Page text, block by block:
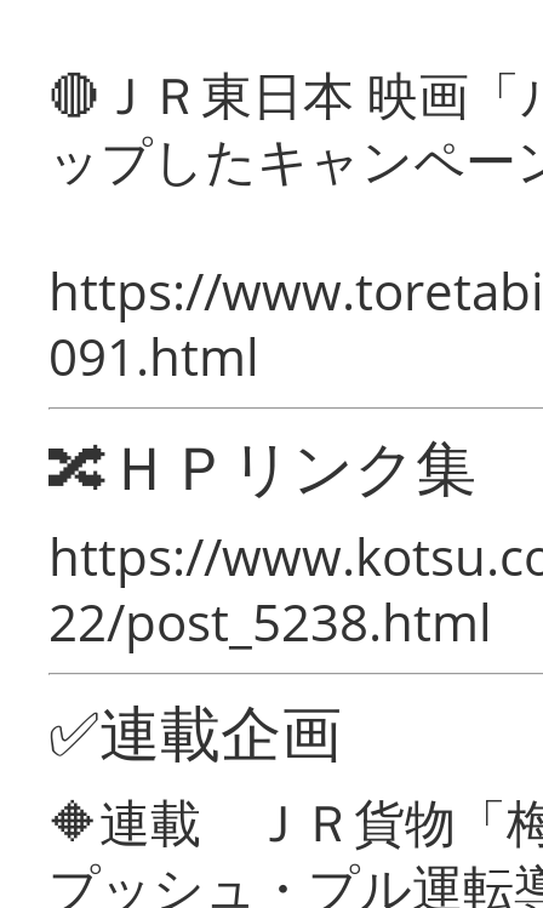
🔴ＪＲ東日本 映画
ップしたキャンペー
https://
091.html
🔀ＨＰリンク集
https://
22/post_5238.html
✅連載企画
🔶連載 ＪＲ貨物「
プッシュ・プル運転